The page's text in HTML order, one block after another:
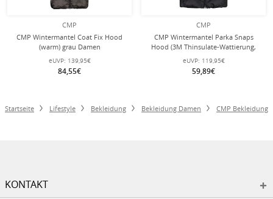
CMP
CMP Wintermantel Coat Fix Hood
(warm) grau Damen
eUVP: 139,95€
84,55€
CMP
CMP Wintermantel Parka Snaps
Hood (3M Thinsulate-Wattierung,
warm) schwarz Damen
eUVP: 119,95€
59,89€
Startseite Lifestyle Bekleidung Bekleidung Damen CMP Bekleidung
KONTAKT